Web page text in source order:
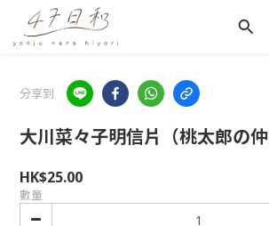
分享到
大川菜々子明信片（桃太郎の仲
HK$25.00
數量